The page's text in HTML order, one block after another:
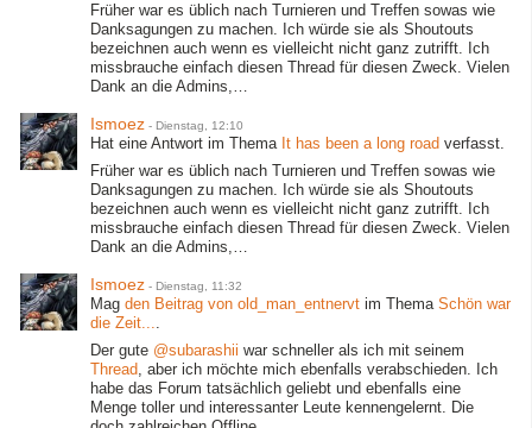
Früher war es üblich nach Turnieren und Treffen sowas wie
Danksagungen zu machen. Ich würde sie als Shoutouts
bezeichnen auch wenn es vielleicht nicht ganz zutrifft. Ich
missbrauche einfach diesen Thread für diesen Zweck. Vielen
Dank an die Admins,…
Ismoez - Dienstag, 12:10
Hat eine Antwort im Thema It has been a long road verfasst.
Früher war es üblich nach Turnieren und Treffen sowas wie
Danksagungen zu machen. Ich würde sie als Shoutouts
bezeichnen auch wenn es vielleicht nicht ganz zutrifft. Ich
missbrauche einfach diesen Thread für diesen Zweck. Vielen
Dank an die Admins,…
Ismoez - Dienstag, 11:32
Mag den Beitrag von old_man_entnervt im Thema Schön war
die Zeit....
Der gute @subarashii war schneller als ich mit seinem
Thread, aber ich möchte mich ebenfalls verabschieden. Ich
habe das Forum tatsächlich geliebt und ebenfalls eine
Menge toller und interessanter Leute kennengelernt. Die